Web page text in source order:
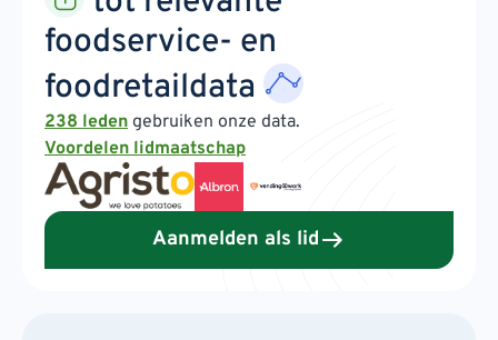
foodservice- en
foodretaildata
238 leden gebruiken onze data.
Voordelen lidmaatschap
Aanmelden als lid